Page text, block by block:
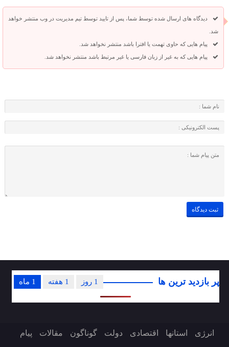
دیدگاه های ارسال شده توسط شما، پس از تایید توسط تیم مدیریت در وب منتشر خواهد
شد.
پیام هایی که حاوی تهمت یا افترا باشد منتشر نخواهد شد.
پیام هایی که به غیر از زبان فارسی یا غیر مرتبط باشد منتشر نخواهد شد.
پر بازدید ترین ها 1 ماه 1 هفته 1 روز
انرژی استانها اقتصادی دولت گوناگون مقالات پیام